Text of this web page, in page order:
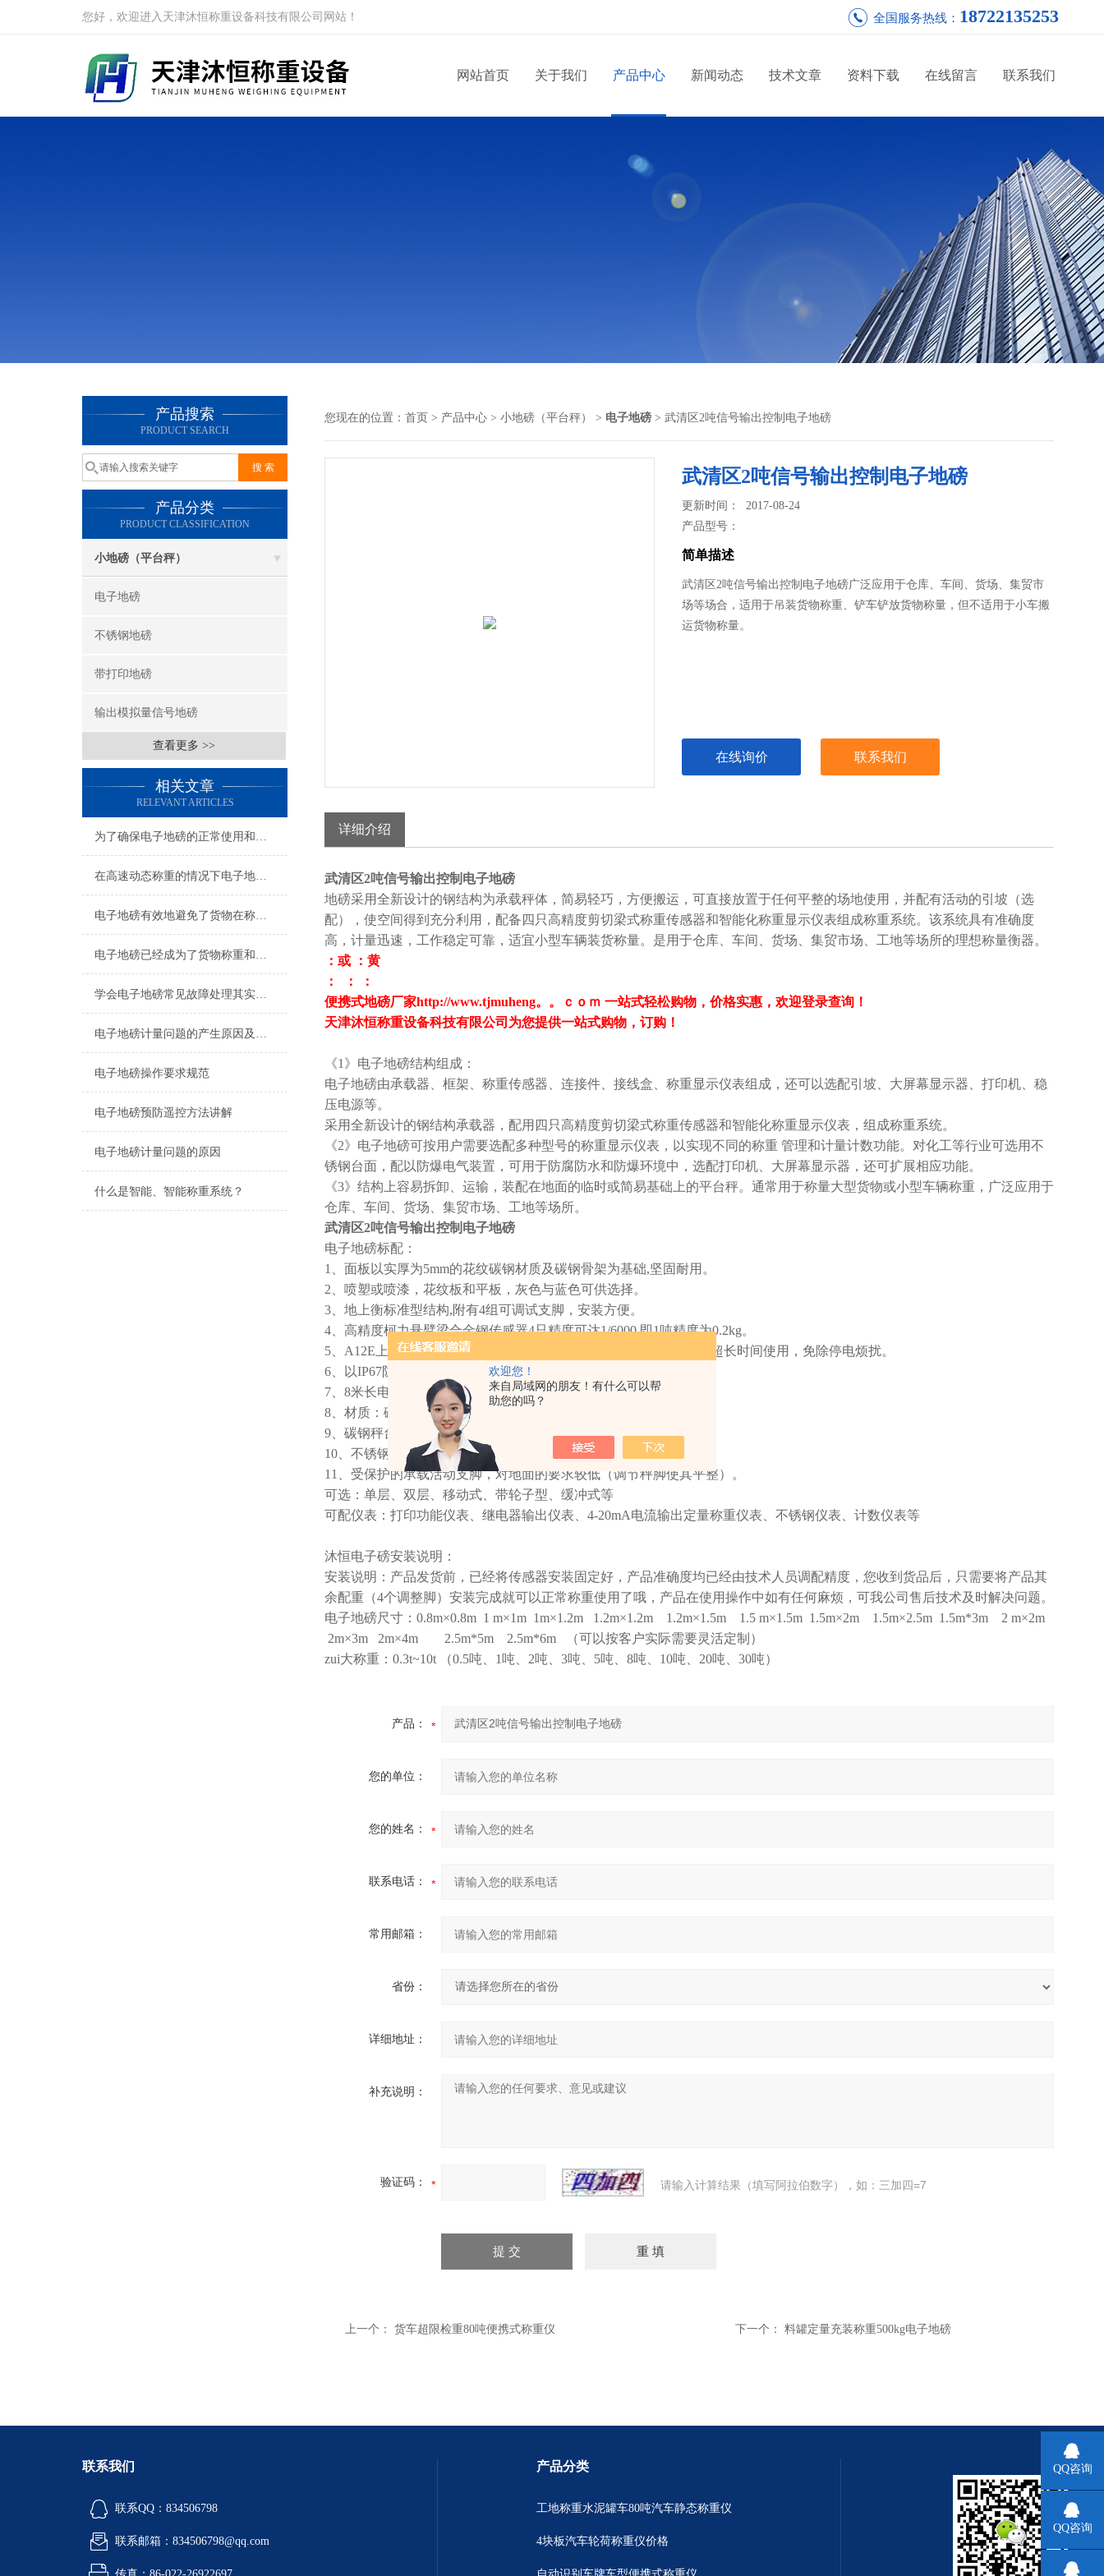
欢迎您！
来自局域网的朋友！有什么可以帮
助您的吗？
您好，欢迎进入天津沐恒称重设备科技有限公司网站！ 全国服务热线： 18722135253
网站首页 关于我们 产品中心 新闻动态 技术文章 资料下载 在线留言 联系我们
产品搜索
PRODUCT SEARCH
产品分类
PRODUCT CLASSIFICATION
小地磅（平台秤）
电子地磅
不锈钢地磅
带打印地磅
输出模拟量信号地磅
查看更多 >>
相关文章
RELEVANT ARTICLES
为了确保电子地磅的正常使用和延长其使用寿命该如何准备
在高速动态称重的情况下电子地磅也能保证测量的准确性和稳定性
电子地磅有效地避免了货物在称重过程中的误差
电子地磅已经成为了货物称重和计量的重要工具
学会电子地磅常见故障处理其实非常有必要
电子地磅计量问题的产生原因及解决方法
电子地磅操作要求规范
电子地磅预防遥控方法讲解
电子地磅计量问题的原因
什么是智能、智能称重系统？
您现在的位置： 首页 > 产品中心 > 小地磅（平台秤） > 电子地磅 > 武清区2吨信号输出控制电子地磅
武清区2吨信号输出控制电子地磅
更新时间： 2017-08-24
产品型号：
简单描述
武清区2吨信号输出控制电子地磅广泛应用于仓库、车间、货场、集贸市
场等场合，适用于吊装货物称重、铲车铲放货物称量，但不适用于小车搬
运货物称量。
在线询价 联系我们
详细介绍
武清区2吨信号输出控制电子地磅
地磅采用全新设计的钢结构为承载秤体，简易轻巧，方便搬运，可直接放置于任何平整的场地使用，并配有活动的引坡（选
配），使空间得到充分利用，配备四只高精度剪切梁式称重传感器和智能化称重显示仪表组成称重系统。该系统具有准确度
高，计量迅速，工作稳定可靠，适宜小型车辆装货称量。是用于仓库、车间、货场、集贸市场、工地等场所的理想称量衡器。
：或 ：黄
： ： ：
便携式地磅厂家http://www.tjmuheng。。ｃｏｍ 一站式轻松购物，价格实惠，欢迎登录查询！
天津沐恒称重设备科技有限公司为您提供一站式购物，订购！
《1》电子地磅结构组成：
电子地磅由承载器、框架、称重传感器、连接件、接线盒、称重显示仪表组成，还可以选配引坡、大屏幕显示器、打印机、稳
压电源等。
采用全新设计的钢结构承载器，配用四只高精度剪切梁式称重传感器和智能化称重显示仪表，组成称重系统。
《2》电子地磅可按用户需要选配多种型号的称重显示仪表，以实现不同的称重 管理和计量计数功能。对化工等行业可选用不
锈钢台面，配以防爆电气装置，可用于防腐防水和防爆环境中，选配打印机、大屏幕显示器，还可扩展相应功能。
《3》结构上容易拆卸、运输，装配在地面的临时或简易基础上的平台秤。通常用于称量大型货物或小型车辆称重，广泛应用于
仓库、车间、货场、集贸市场、工地等场所。
武清区2吨信号输出控制电子地磅
电子地磅标配：
1、面板以实厚为5mm的花纹碳钢材质及碳钢骨架为基础,坚固耐用。
2、喷塑或喷漆，花纹板和平板，灰色与蓝色可供选择。
3、地上衡标准型结构,附有4组可调试支脚，安装方便。
4、高精度柯力悬臂梁合金钢传感器4只精度可达1/6000 即1吨精度为0.2kg。
5、A12E上海耀华仪表，LED显示，交直流两用，电池为6V 4AH可超长时间使用，免除停电烦扰。
6、以IP67防水连接盒，保证小地磅在雨淋时也可以正常工作。
7、8米长电缆线一根方便您的仪表放置在安全位置。
8、材质：碳钢、不锈钢贴面、全不锈钢，三种可选。
9、碳钢秤台的表面经喷砂、丙烯酸烤漆处理。
10、不锈钢秤台的表面经抛光、拉丝处理。
11、受保护的承载活动支脚，对地面的要求较低（调节秤脚使其平整）。
可选：单层、双层、移动式、带轮子型、缓冲式等
可配仪表：打印功能仪表、继电器输出仪表、4-20mA电流输出定量称重仪表、不锈钢仪表、计数仪表等
沐恒电子磅安装说明：
安装说明：产品发货前，已经将传感器安装固定好，产品准确度均已经由技术人员调配精度，您收到货品后，只需要将产品其
余配重（4个调整脚）安装完成就可以正常称重使用了哦，产品在使用操作中如有任何麻烦，可我公司售后技术及时解决问题。
电子地磅尺寸：0.8m×0.8m 1 m×1m 1m×1.2m 1.2m×1.2m 1.2m×1.5m 1.5 m×1.5m 1.5m×2m 1.5m×2.5m 1.5m*3m 2 m×2m
2m×3m 2m×4m 2.5m*5m 2.5m*6m （可以按客户实际需要灵活定制）
zui大称重：0.3t~10t （0.5吨、1吨、2吨、3吨、5吨、8吨、10吨、20吨、30吨）
产品：
您的单位：
您的姓名：
联系电话：
常用邮箱：
省份：
详细地址：
补充说明：
验证码： 请输入计算结果（填写阿拉伯数字），如：三加四=7
上一个： 货车超限检重80吨便携式称重仪 下一个： 料罐定量充装称重500kg电子地磅
联系我们
联系QQ：834506798
联系邮箱：834506798@qq.com
产品分类
工地称重水泥罐车80吨汽车静态称重仪
4块板汽车轮荷称重仪价格
QQ咨询
QQ咨询